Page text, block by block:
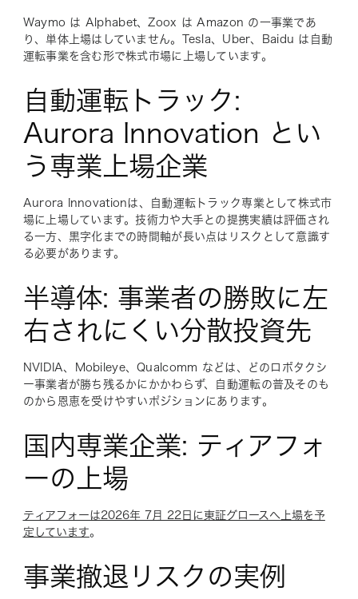
Waymo は Alphabet、Zoox は Amazon の一事業であ
り、単体上場はしていません。Tesla、Uber、Baidu は自動
運転事業を含む形で株式市場に上場しています。
自動運転トラック:
Aurora Innovation とい
う専業上場企業
Aurora Innovationは、自動運転トラック専業として株式市
場に上場しています。技術力や大手との提携実績は評価され
る一方、黒字化までの時間軸が長い点はリスクとして意識す
る必要があります。
半導体: 事業者の勝敗に左
右されにくい分散投資先
NVIDIA、Mobileye、Qualcomm などは、どのロボタクシ
ー事業者が勝ち残るかにかかわらず、自動運転の普及そのも
のから恩恵を受けやすいポジションにあります。
国内専業企業: ティアフォ
ーの上場
ティアフォーは2026年 7月 22日に東証グロースへ上場を予
定しています。
事業撤退リスクの実例